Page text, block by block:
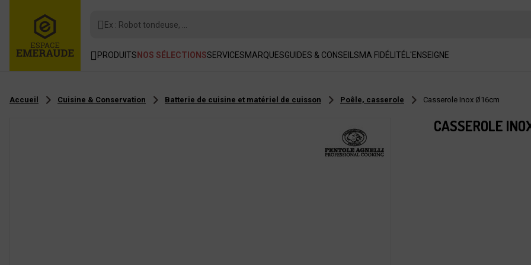
Ex : Robot tondeuse, ...
PRODUITS NOS SÉLECTIONSSERVICESMARQUESGUIDES & CONSEILSMA FIDÉLITÉL'ENSEIGNE
Accueil Cuisine & Conservation Batterie de cuisine et matériel de cuisson Poêle, casserole Casserole Inox Ø16cm
CASSEROLE